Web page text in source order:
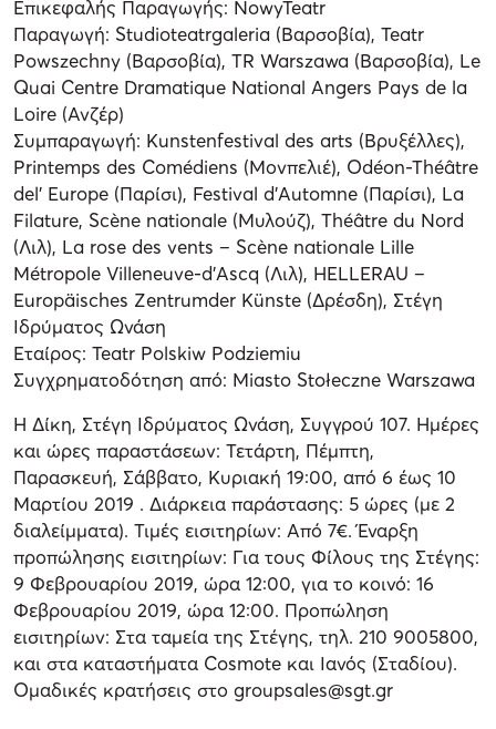
Επικεφαλής Παραγωγής: NowyTeatr
Παραγωγή: Studioteatrgaleria (Βαρσοβία), Teatr
Powszechny (Βαρσοβία), TR Warszawa (Βαρσοβία), Le
Quai Centre Dramatique National Angers Pays de la
Loire (Ανζέρ)
Συμπαραγωγή: Kunstenfestival des arts (Βρυξέλλες),
Printemps des Comédiens (Μονπελιέ), Odéon-Théâtre
del’ Europe (Παρίσι), Festival d’Automne (Παρίσι), La
Filature, Scène nationale (Μυλούζ), Théâtre du Nord
(Λιλ), La rose des vents – Scène nationale Lille
Métropole Villeneuve-d’Ascq (Λιλ), HELLERAU –
Europäisches Zentrumder Künste (Δρέσδη), Στέγη
Ιδρύματος Ωνάση
Εταίρος: Teatr Polskiw Podziemiu
Συγχρηματοδότηση από: Miasto Stołeczne Warszawa
Η Δίκη, Στέγη Ιδρύματος Ωνάση, Συγγρού 107. Ημέρες
και ώρες παραστάσεων: Τετάρτη, Πέμπτη,
Παρασκευή, Σάββατο, Κυριακή 19:00, από 6 έως 10
Μαρτίου 2019 . Διάρκεια παράστασης: 5 ώρες (με 2
διαλείμματα). Τιμές εισιτηρίων: Από 7€. Έναρξη
προπώλησης εισιτηρίων: Για τους Φίλους της Στέγης:
9 Φεβρουαρίου 2019, ώρα 12:00, για το κοινό: 16
Φεβρουαρίου 2019, ώρα 12:00. Προπώληση
εισιτηρίων: Στα ταμεία της Στέγης, τηλ. 210 9005800,
και στα καταστήματα Cosmote και Ιανός (Σταδίου).
Ομαδικές κρατήσεις στο groupsales@sgt.gr